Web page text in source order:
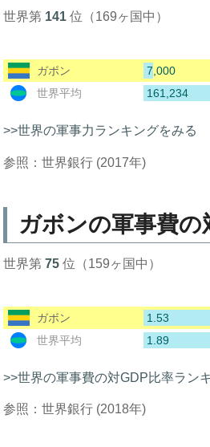
世界第 141 位（169ヶ国中）
ガボン
7,000
世界平均
161,234
>>世界の軍事力ランキングをみる
参照：世界銀行 (2017年)
ガボンの軍事費の
世界第75 位（159ヶ国中）
ガボン
1.53
世界平均
1.89
>>世界の軍事費の対GDP比率ラン
参照：世界銀行 (2018年)